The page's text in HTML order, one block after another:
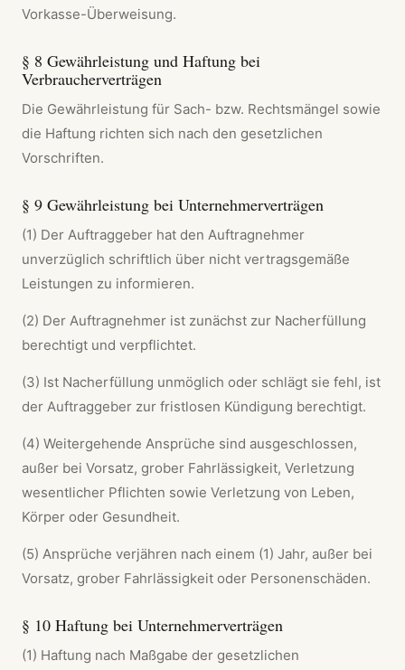
Vorkasse-Überweisung.
§ 8 Gewährleistung und Haftung bei
Verbraucherverträgen
Die Gewährleistung für Sach- bzw. Rechtsmängel sowie
die Haftung richten sich nach den gesetzlichen
Vorschriften.
§ 9 Gewährleistung bei Unternehmerverträgen
(1) Der Auftraggeber hat den Auftragnehmer
unverzüglich schriftlich über nicht vertragsgemäße
Leistungen zu informieren.
(2) Der Auftragnehmer ist zunächst zur Nacherfüllung
berechtigt und verpflichtet.
(3) Ist Nacherfüllung unmöglich oder schlägt sie fehl, ist
der Auftraggeber zur fristlosen Kündigung berechtigt.
(4) Weitergehende Ansprüche sind ausgeschlossen,
außer bei Vorsatz, grober Fahrlässigkeit, Verletzung
wesentlicher Pflichten sowie Verletzung von Leben,
Körper oder Gesundheit.
(5) Ansprüche verjähren nach einem (1) Jahr, außer bei
Vorsatz, grober Fahrlässigkeit oder Personenschäden.
§ 10 Haftung bei Unternehmerverträgen
(1) Haftung nach Maßgabe der gesetzlichen